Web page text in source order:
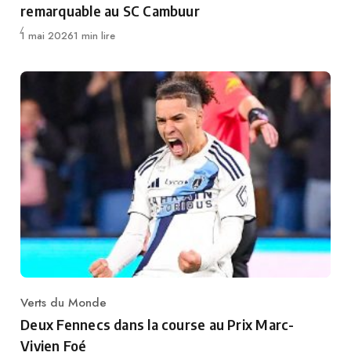
remarquable au SC Cambuur
Publié
1 mai 20261 min lire
Category
Verts du Monde
Deux Fennecs dans la course au Prix Marc-
Vivien Foé